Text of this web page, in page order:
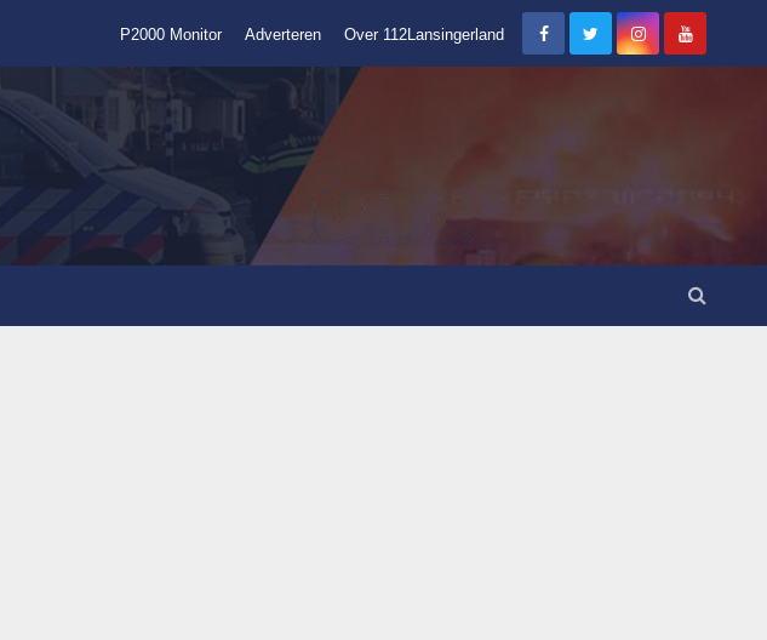
P2000 Monitor Adverteren Over 112Lansingerland